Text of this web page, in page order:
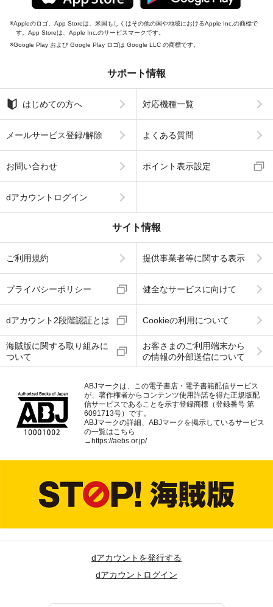
Appleのロゴ、App Storeは、米国もしくはその他の国や地域におけるApple Inc.の商標で
す。App Storeは、Apple Inc.のサービスマークです。
Google Play および Google Play ロゴは Google LLC の商標です。
サポート情報
はじめての方へ 対応機種一覧
メールサービス登録/解除 よくある質問
お問い合わせ ポイント表示設定
dアカウントログイン
サイト情報
ご利用規約 提供事業者等に関する表示
プライバシーポリシー 健全なサービスに向けて
dアカウント2段階認証とは Cookieの利用について
海賊版に関する取り組みに
ついて
お客さまのご利用端末から
の情報の外部送信について
ABJマークは、この電子書店・電子書籍配信サービス
が、著作権者からコンテンツ使用許諾を得た正規版配
信サービスであることを示す登録商標（登録番号 第
6091713号）です。
ABJマークの詳細、ABJマークを掲示しているサービス
の一覧はこちら
→https://aebs.or.jp/
dアカウントを発行する
dアカウントログイン